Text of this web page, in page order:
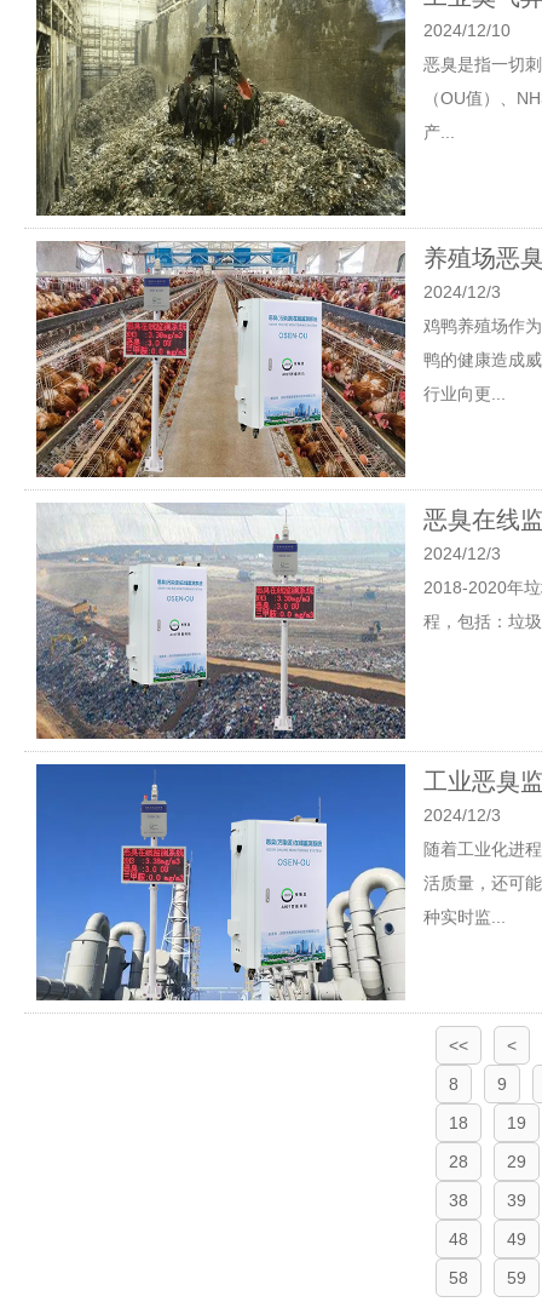
2024/12/10
恶臭是指一切
（OU值）、
产...
养殖场恶
2024/12/3
鸡鸭养殖场作
鸭的健康造成
行业向更...
恶臭在线
2024/12/3
2018-2020年
程，包括：垃
工业恶臭
2024/12/3
随着工业化进
活质量，还可
种实时监...
<<
<
8
9
18
19
28
29
38
39
48
49
58
59